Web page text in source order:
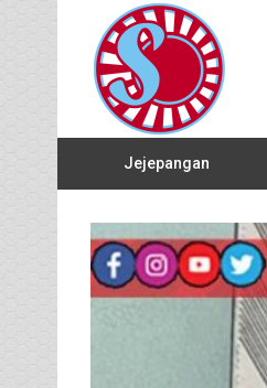
Jejepangan